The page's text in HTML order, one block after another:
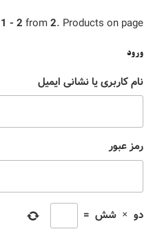
1 - 2 from2. Products on page
ورود
نام کاربری یا نشانی ایمیل
رمز عبور
دو × شش =